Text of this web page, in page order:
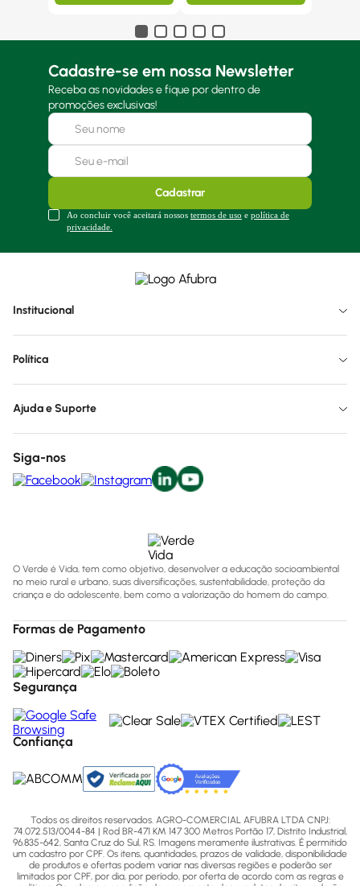
Cadastre-se em nossa Newsletter
Receba as novidades e fique por dentro de
promoções exclusivas!
Cadastrar
Ao concluir você aceitará nossos termos de uso e política de
privacidade.
Institucional
Política
Ajuda e Suporte
Siga-nos
O Verde é Vida, tem como objetivo, desenvolver a educação socioambiental
no meio rural e urbano, suas diversificações, sustentabilidade, proteção da
criança e do adolescente, bem como a valorização do homem do campo.
Formas de Pagamento
Segurança
Confiança
Todos os direitos reservados. AGRO-COMERCIAL AFUBRA LTDA CNPJ:
74.072.513/0044-84 | Rod BR-471 KM 147 300 Metros Portão 17, Distrito Industrial,
96.835-642, Santa Cruz do Sul, RS. Imagens meramente ilustrativas. É permitido
um cadastro por CPF. Os itens, quantidades, prazos de validade, disponibilidade
de produtos e ofertas podem variar nas diversas regiões e poderão ser
limitados por CPF, por dia, por período, por oferta de acordo com as regras e